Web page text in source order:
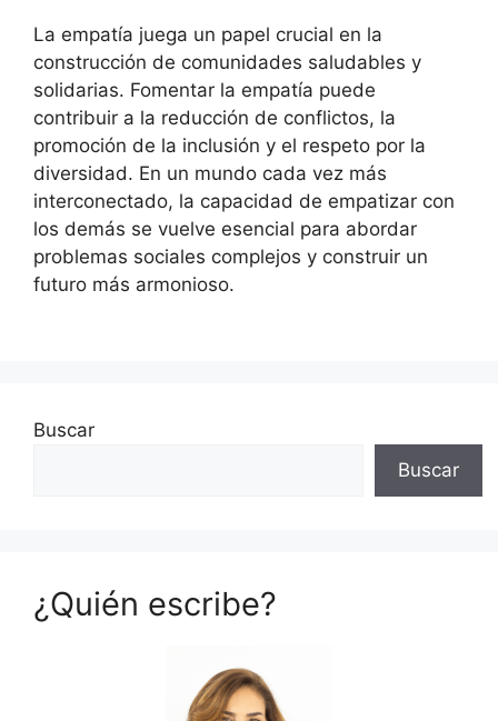
La empatía juega un papel crucial en la
construcción de comunidades saludables y
solidarias. Fomentar la empatía puede
contribuir a la reducción de conflictos, la
promoción de la inclusión y el respeto por la
diversidad. En un mundo cada vez más
interconectado, la capacidad de empatizar con
los demás se vuelve esencial para abordar
problemas sociales complejos y construir un
futuro más armonioso.
Buscar
Buscar
¿Quién escribe?